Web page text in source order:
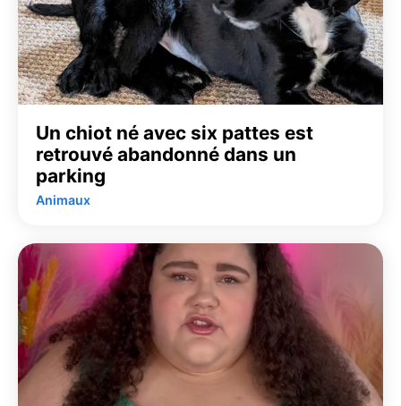
Un chiot né avec six pattes est
retrouvé abandonné dans un
parking
Animaux